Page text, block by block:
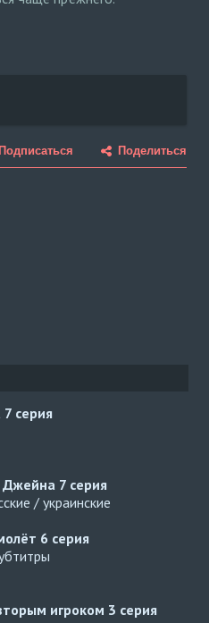
Поделиться
7 серия
Джейна 7 серия
/ украинские
6 серия
игроком 3 серия